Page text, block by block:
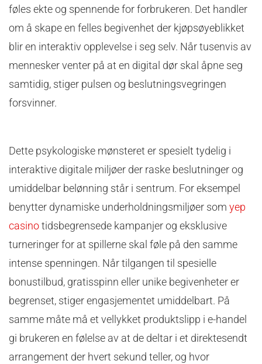
føles ekte og spennende for forbrukeren. Det handler
om å skape en felles begivenhet der kjøpsøyeblikket
blir en interaktiv opplevelse i seg selv. Når tusenvis av
mennesker venter på at en digital dør skal åpne seg
samtidig, stiger pulsen og beslutningsvegringen
forsvinner.
Dette psykologiske mønsteret er spesielt tydelig i
interaktive digitale miljøer der raske beslutninger og
umiddelbar belønning står i sentrum. For eksempel
benytter dynamiske underholdningsmiljøer som yep
casinotidsbegrensede kampanjer og eksklusive
turneringer for at spillerne skal føle på den samme
intense spenningen. Når tilgangen til spesielle
bonustilbud, gratisspinn eller unike begivenheter er
begrenset, stiger engasjementet umiddelbart. På
samme måte må et vellykket produktslipp i e-handel
gi brukeren en følelse av at de deltar i et direktesendt
arrangement der hvert sekund teller, og hvor